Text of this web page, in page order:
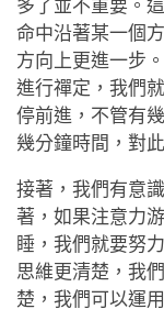
多了並不重要。
命中沿著某一個
方向上更進一步
進行禪定，我們
停前進，不管有
幾分鐘時間，對
接著，我們有意
著，如果注意力
睡，我們就要努
思維更清楚，我
楚，我們可以運